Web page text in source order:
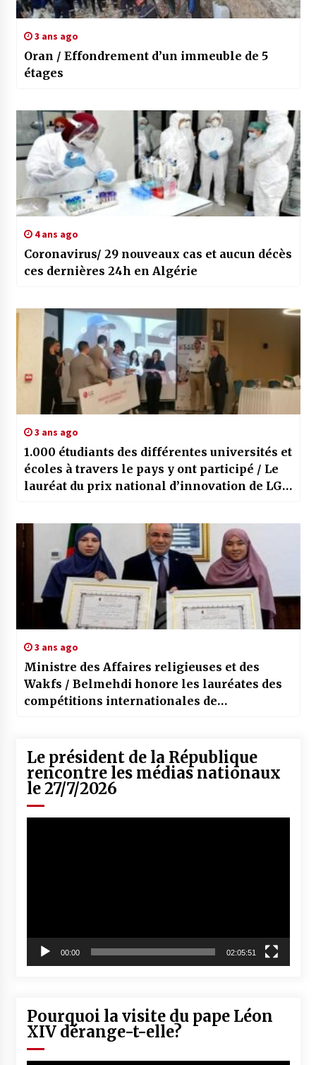
3 ans ago
Oran / Effondrement d’un immeuble de 5
étages
4 ans ago
Coronavirus/ 29 nouveaux cas et aucun décès
ces dernières 24h en Algérie
3 ans ago
1.000 étudiants des différentes universités et
écoles à travers le pays y ont participé / Le
lauréat du prix national d’innovation de LG
3 ans ago
Ministre des Affaires religieuses et des
Wakfs / Belmehdi honore les lauréates des
compétitions internationales de
Le président de la République
rencontre les médias nationaux
le 27/7/2026
00:00 02:05:51
Pourquoi la visite du pape Léon
XIV dérange-t-elle?